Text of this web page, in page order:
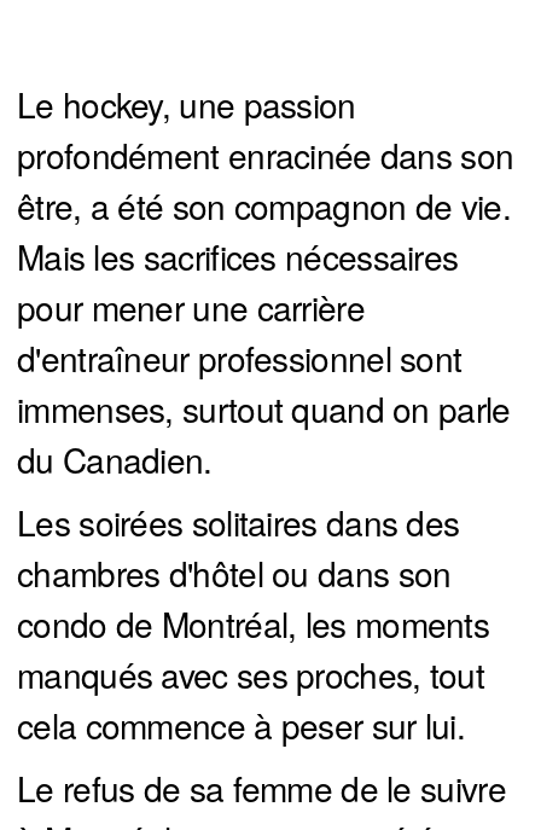
Le hockey, une passion
profondément enracinée dans son
être, a été son compagnon de vie.
Mais les sacrifices nécessaires
pour mener une carrière
d'entraîneur professionnel sont
immenses, surtout quand on parle
du Canadien.
Les soirées solitaires dans des
chambres d'hôtel ou dans son
condo de Montréal, les moments
manqués avec ses proches, tout
cela commence à peser sur lui.
Le refus de sa femme de le suivre